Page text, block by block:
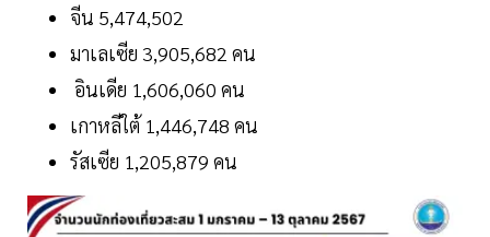
จีน 5,474,502
มาเลเซีย 3,905,682 คน
อินเดีย 1,606,060 คน
เกาหลีใต้ 1,446,748 คน
รัสเซีย 1,205,879 คน